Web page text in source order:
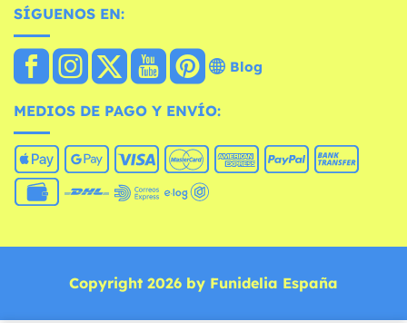
SÍGUENOS EN:
Blog
MEDIOS DE PAGO Y ENVÍO:
Copyright 2026 by Funidelia España